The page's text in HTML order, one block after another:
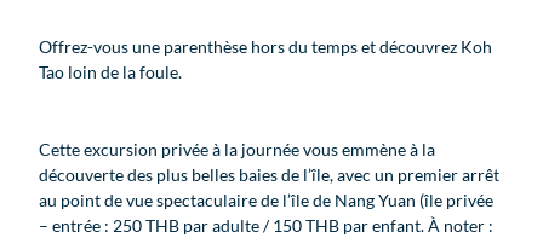
Offrez-vous une parenthèse hors du temps et découvrez Koh
Tao loin de la foule.
Cette excursion privée à la journée vous emmène à la
découverte des plus belles baies de l’île, avec un premier arrêt
au point de vue spectaculaire de l’île de Nang Yuan (île privée
– entrée : 250 THB par adulte / 150 THB par enfant. À noter :